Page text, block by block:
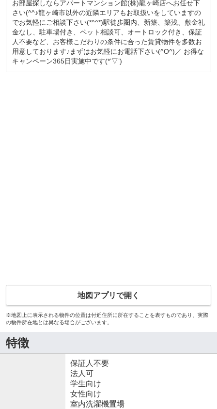
お部屋探しならアパートマンション館(株)龍ヶ崎店へお任せ下
さい(^^♪龍ヶ崎市以外の近隣エリアもお取扱いをしていますの
でお気軽にご相談下さい(*^^*)駅徒歩圏内、新築、築浅、敷金礼
金なし、駐車場付き、ペット相談可、オートロック付き、保証
人不要など、お客様こだわりの条件に合った賃貸物件を多数お
用意しております♪まずはお気軽にお電話下さい(^O^)／ お得な
キャンペーン365日実施中です(*’▽’)
地図アプリで開く
※地図上に表示される物件の位置は付近住所に所在することを表すものであり、実際
の物件所在地とは異なる場合がございます。
特徴
保証人不要
法人可
学生向け
女性向け
室内洗濯機置場